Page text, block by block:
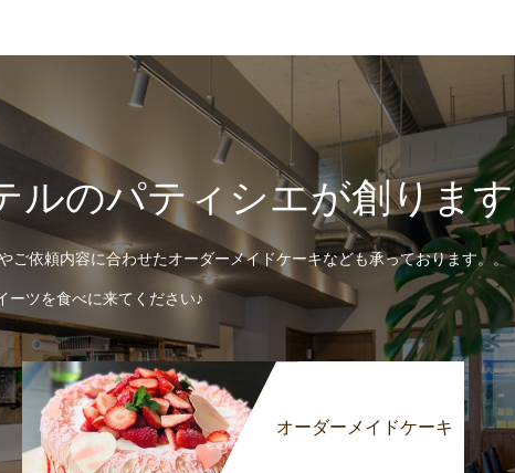
ルのパティシエが創ります
ご依頼内容に合わせたオーダーメイドケーキなども承っております。。
ーツを食べに来てください♪
オーダーメイドケーキ